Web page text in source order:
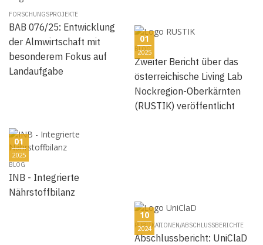
FORSCHUNGSPROJEKTE
BAB 076/25: Entwicklung
der Almwirtschaft mit
besonderem Fokus auf
Landaufgabe
01
2025
BLOG
Zweiter Bericht über das
österreichische Living Lab
Nockregion-Oberkärnten
(RUSTIK) veröffentlicht
01
2025
BLOG
INB - Integrierte
Nährstoffbilanz
10
2024
PUBLIKATIONEN/ABSCHLUSSBERICHTE
Abschlussbericht: UniClaD